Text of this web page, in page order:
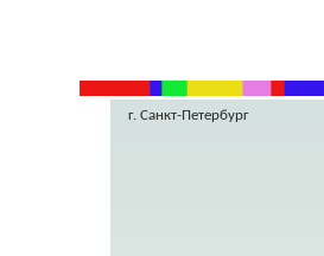
г. Санкт-Петербург